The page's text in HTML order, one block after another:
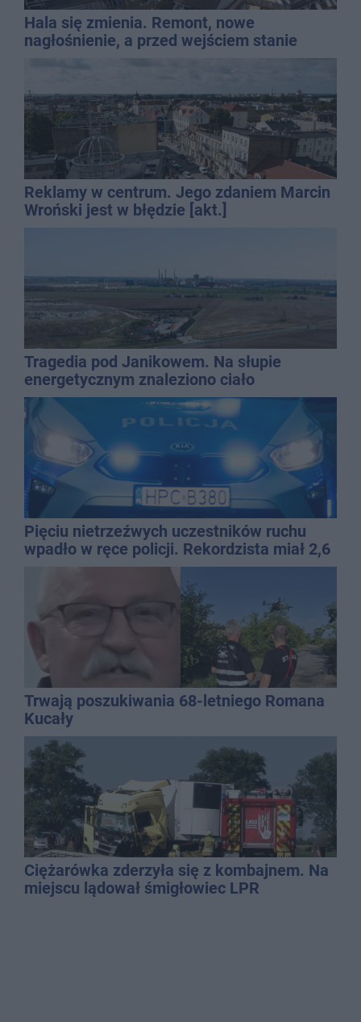
Hala się zmienia. Remont, nowe
nagłośnienie, a przed wejściem stanie
Reklamy w centrum. Jego zdaniem Marcin
Wroński jest w błędzie [akt.]
Tragedia pod Janikowem. Na słupie
energetycznym znaleziono ciało
mężczyzny
Pięciu nietrzeźwych uczestników ruchu
wpadło w ręce policji. Rekordzista miał 2,6
Trwają poszukiwania 68-letniego Romana
Kucały
Ciężarówka zderzyła się z kombajnem. Na
miejscu lądował śmigłowiec LPR